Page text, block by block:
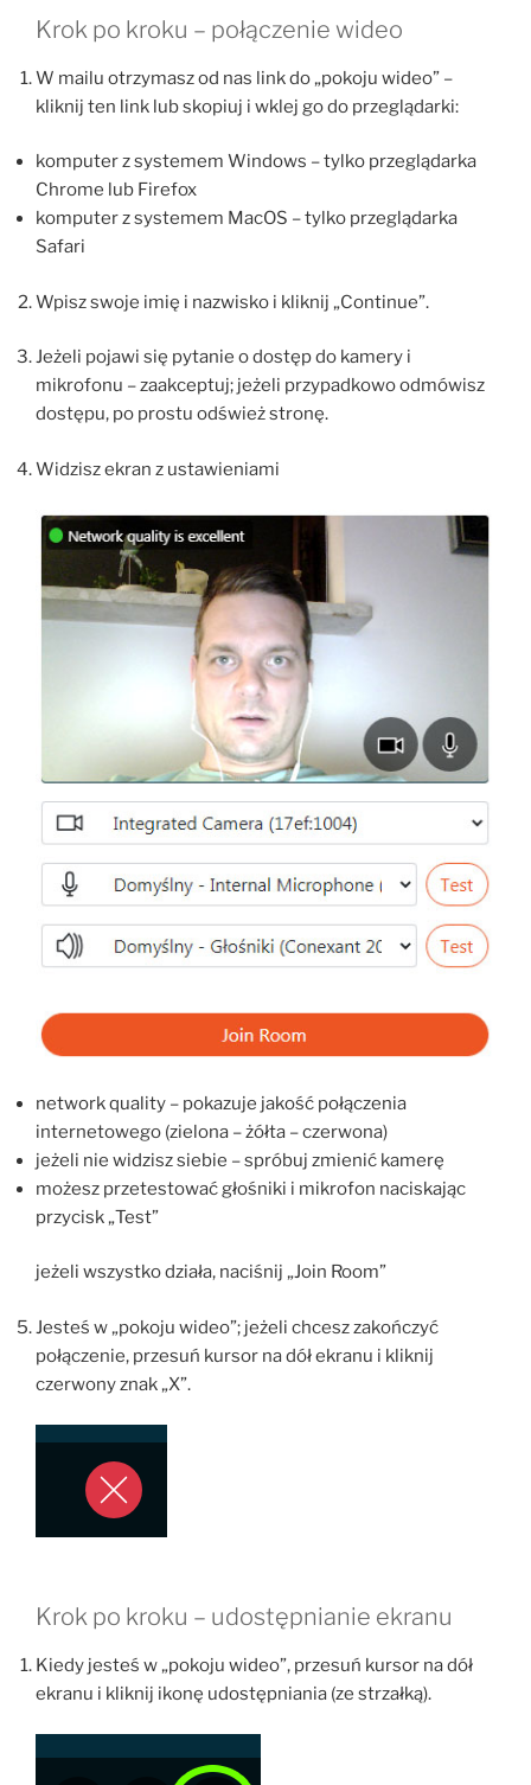
Krok po kroku – połączenie wideo
W mailu otrzymasz od nas link do „pokoju wideo” –
kliknij ten link lub skopiuj i wklej go do przeglądarki:
komputer z systemem Windows – tylko przeglądarka
Chrome lub Firefox
komputer z systemem MacOS – tylko przeglądarka
Safari
Wpisz swoje imię i nazwisko i kliknij „Continue”.
Jeżeli pojawi się pytanie o dostęp do kamery i
mikrofonu – zaakceptuj; jeżeli przypadkowo odmówisz
dostępu, po prostu odśwież stronę.
Widzisz ekran z ustawieniami
network quality – pokazuje jakość połączenia
internetowego (zielona – żółta – czerwona)
jeżeli nie widzisz siebie – spróbuj zmienić kamerę
możesz przetestować głośniki i mikrofon naciskając
przycisk „Test”
jeżeli wszystko działa, naciśnij „Join Room”
Jesteś w „pokoju wideo”; jeżeli chcesz zakończyć
połączenie, przesuń kursor na dół ekranu i kliknij
czerwony znak „X”.
Krok po kroku – udostępnianie ekranu
Kiedy jesteś w „pokoju wideo”, przesuń kursor na dół
ekranu i kliknij ikonę udostępniania (ze strzałką).